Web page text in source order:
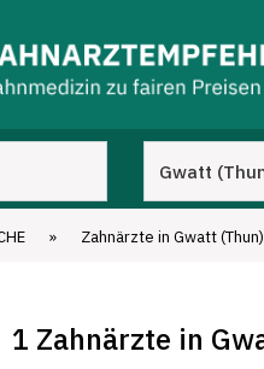
» Zahnärzte in Gwatt (Thun)
1 Zahnärzte in